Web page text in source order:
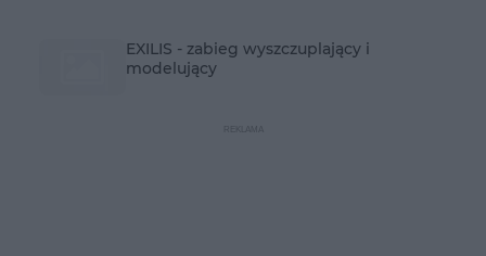
EXILIS - zabieg wyszczuplający i
modelujący